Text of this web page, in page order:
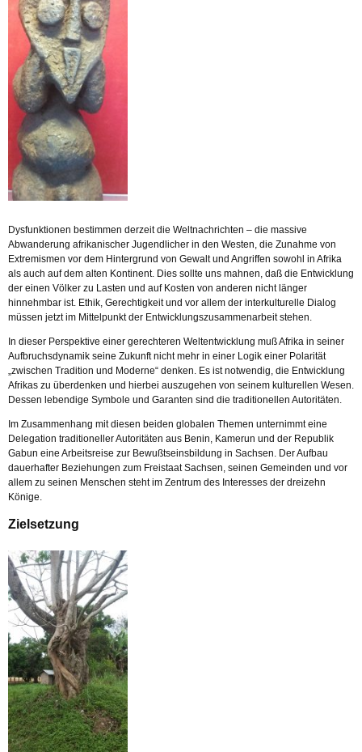
Dysfunktionen bestimmen derzeit die Weltnachrichten – die massive
Abwanderung afrikanischer Jugendlicher in den Westen, die Zunahme von
Extremismen vor dem Hintergrund von Gewalt und Angriffen sowohl in Afrika
als auch auf dem alten Kontinent. Dies sollte uns mahnen, daß die Entwicklung
der einen Völker zu Lasten und auf Kosten von anderen nicht länger
hinnehmbar ist. Ethik, Gerechtigkeit und vor allem der interkulturelle Dialog
müssen jetzt im Mittelpunkt der Entwicklungszusammenarbeit stehen.
In dieser Perspektive einer gerechteren Weltentwicklung muß Afrika in seiner
Aufbruchsdynamik seine Zukunft nicht mehr in einer Logik einer Polarität
„zwischen Tradition und Moderne“ denken. Es ist notwendig, die Entwicklung
Afrikas zu überdenken und hierbei auszugehen von seinem kulturellen Wesen.
Dessen lebendige Symbole und Garanten sind die traditionellen Autoritäten.
Im Zusammenhang mit diesen beiden globalen Themen unternimmt eine
Delegation traditioneller Autoritäten aus Benin, Kamerun und der Republik
Gabun eine Arbeitsreise zur Bewußtseinsbildung in Sachsen. Der Aufbau
dauerhafter Beziehungen zum Freistaat Sachsen, seinen Gemeinden und vor
allem zu seinen Menschen steht im Zentrum des Interesses der dreizehn
Könige.
Zielsetzung